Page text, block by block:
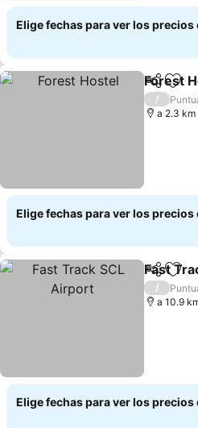
Elige fechas para ver los precios
Forest
/
a 2.3
Elige fechas para ver los precios
Fast
/
a 10.9
Elige fechas para ver los precios